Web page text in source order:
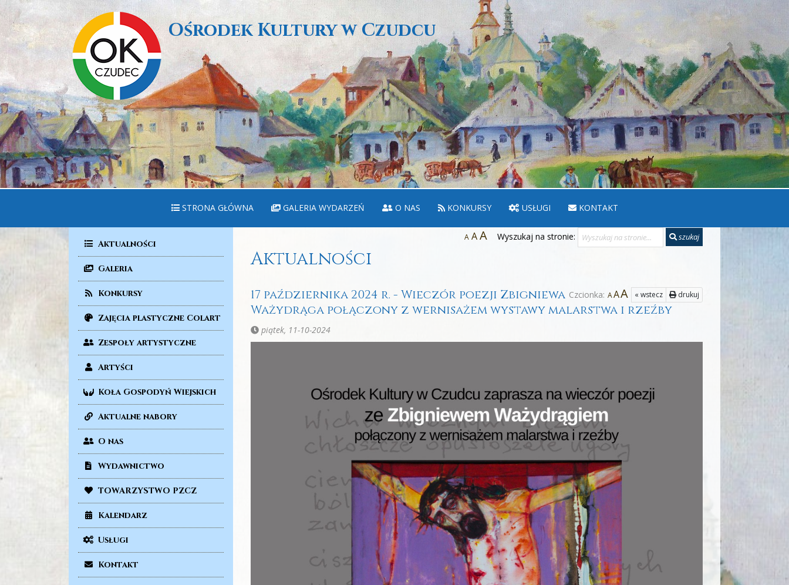
Ośrodek Kultury w Czudcu
STRONA GŁÓWNA GALERIA WYDARZEŃ O NAS KONKURSY USŁUGI KONTAKT
Aktualności
Galeria
Konkursy
Zajęcia plastyczne Colart
Zespoły artystyczne
Artyści
Koła Gospodyń Wiejskich
Aktualne nabory
O nas
Wydawnictwo
TOWARZYSTWO PZCZ
Kalendarz
Usługi
Kontakt
A AA Wyszukaj na stronie: szukaj
Aktualności
Czcionka: AAA « wstecz drukuj
17 października 2024 r. - Wieczór poezji Zbigniewa
Ważydrąga połączony z wernisażem wystawy malarstwa i rzeźby
piątek, 11-10-2024